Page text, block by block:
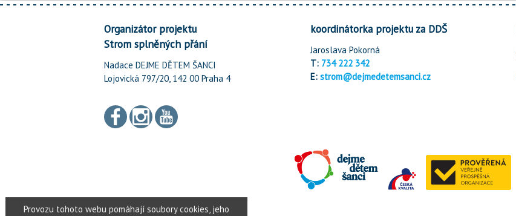
Organizátor projektu
Strom splněných přání
Nadace DEJME DĚTEM ŠANCI
Lojovická 797/20, 142 00 Praha 4
koordinátorka projektu za DDŠ
Jaroslava Pokorná
T: 734 222 342
E: strom@dejmedetemsanci.cz